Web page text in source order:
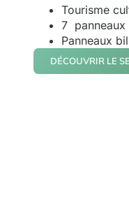
Tourisme
7 panneaux
Panneaux
DÉCOUVRIR LE